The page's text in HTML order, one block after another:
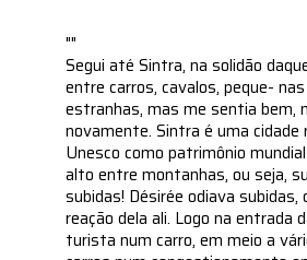
""
Segui até Sintra, na solidão
entre carros, cavalos, peque-
estranhas, mas me sentia bem,
novamente. Sintra é uma cidade
Unesco como patrimônio
alto entre montanhas, ou seja,
subidas! Désirée odiava subidas,
reação dela ali. Logo na entrada
turista num carro, em meio a